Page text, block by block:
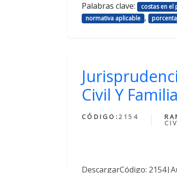
Palabras clave: costas en
normativa aplicable ,
Civil Y Familia
CÓDIGO:2154
DescargarCódigo: